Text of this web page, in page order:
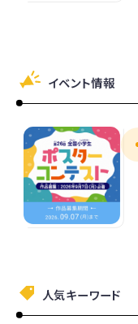
イベント情報
人気キーワード